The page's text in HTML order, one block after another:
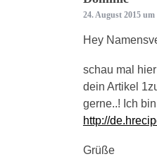
24. August 2015
Hey
schau mal
dein Artikel
gerne..! Ich
http://
Grüße